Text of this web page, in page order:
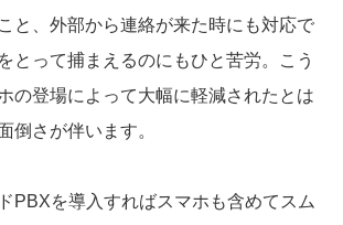
と、外部から連絡が来た時にも対応で
とって捕まえるのにもひと苦労。こう
の登場によって大幅に軽減されたとは
倒さが伴います。
PBXを導入すればスマホも含めてスム